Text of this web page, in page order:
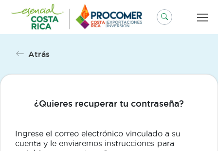
contenido
Atrás
¿Quieres recuperar tu contraseña?
Ingrese el correo electrónico vinculado a su
cuenta y le enviaremos instrucciones para